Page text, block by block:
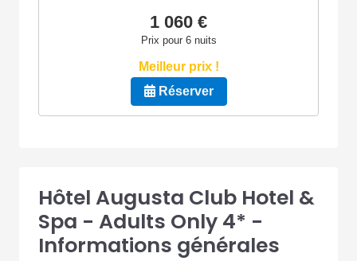
1 060 €
Prix pour 6 nuits
Meilleur prix !
Réserver
Hôtel Augusta Club Hotel &
Spa - Adults Only 4* -
Informations générales